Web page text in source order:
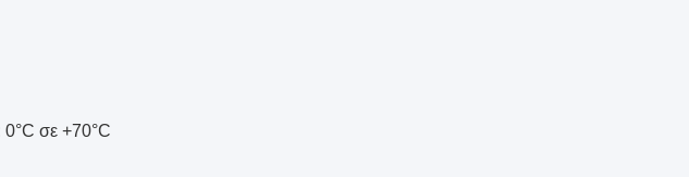
0°C σε +70°C